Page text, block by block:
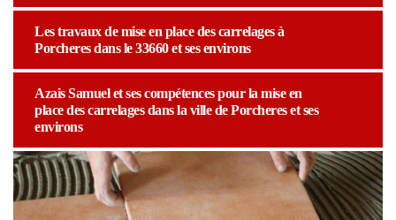
Les travaux de mise en place des carrelages à
Porcheres dans le 33660 et ses environs
Azais Samuel et ses compétences pour la mise en
place des carrelages dans la ville de Porcheres et ses
environs